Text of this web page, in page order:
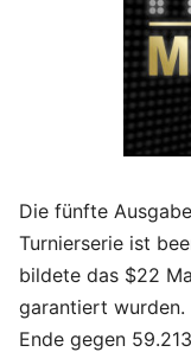
Die fünfte
Turnierserie ist
bildete das $22
garantiert wurden.
Ende gegen